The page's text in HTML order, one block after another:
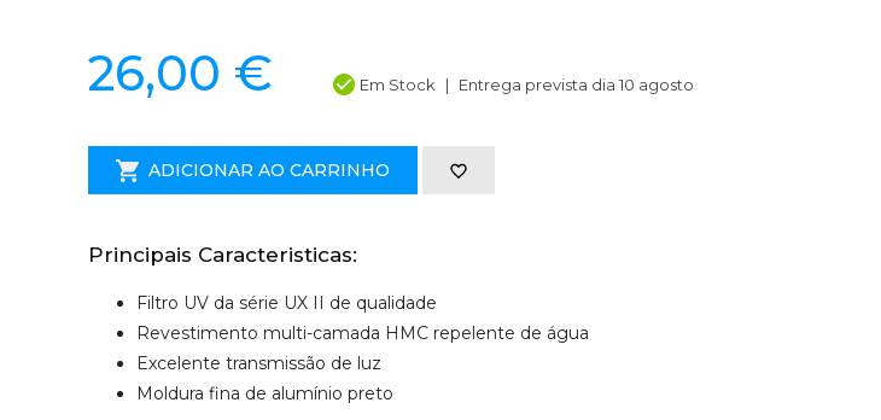
26,00 € Em Stock Entrega prevista dia 10 agosto
ADICIONAR AO CARRINHO
Principais Caracteristicas:
Filtro UV da série UX II de qualidade
Revestimento multi-camada HMC repelente de água
Excelente transmissão de luz
Moldura fina de alumínio preto